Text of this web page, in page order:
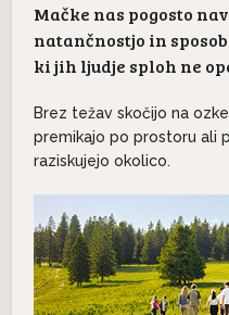
Mačke nas pogosto
natančnostjo in
ki jih ljudje sploh ne
Brez težav skočijo na
premikajo po prostoru ali
raziskujejo okolico.